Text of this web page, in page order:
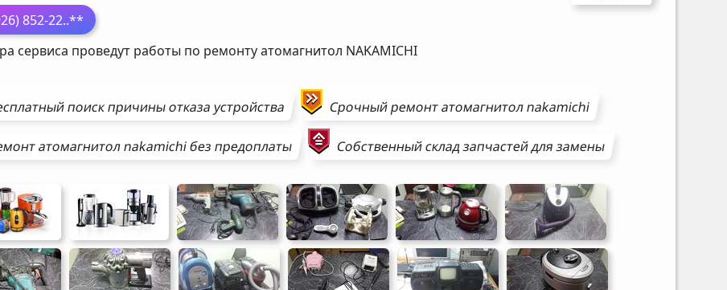
852-22..**
сервиса проведут работы по ремонту атомагнитол NAKAMICHI
поиск причины отказа устройства Срочный ремонтатомагнитолnakamichi
атомагнитолnakamichiбез предоплаты Собственный склад запчастей для замены